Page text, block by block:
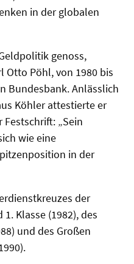
in der globalen
genoss,
Otto Pöhl, von 1980 bis
Bundesbank. Anlässlich
Köhler attestierte er
„Sein
wie eine
in der
der
Klasse (1982), des
und des Großen